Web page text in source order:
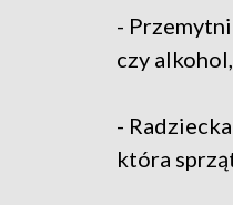
-
czy
-
która